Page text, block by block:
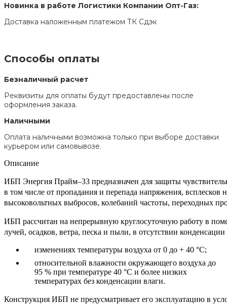
Новинка в работе Логистики Компании Опт-Газ:
Доставка наложенным платежом ТК Сдэк
Способы оплаты
Безналичный расчет
Реквизиты для оплаты будут предоставлены после
оформления заказа.
Наличными
Оплата наличными возможна только при выборе доставки
курьером или самовывозе.
Описание
ИБП Энергия Прайм–33 предназначен для защиты
в том числе от пропадания и перепада напряжения, всплесков
высоковольтных выбросов, колебаний частоты, переходных
ИБП рассчитан на непрерывную круглосуточную работу в
лучей, осадков, ветра, песка и пыли, в отсутствии
изменениях температуры воздуха от 0 до + 40 °С;
относительной влажности окружающего воздуха до
95 % при температуре 40 °С и более низких
температурах без конденсации влаги.
Конструкция ИБП не предусматривает его эксплуатацию в